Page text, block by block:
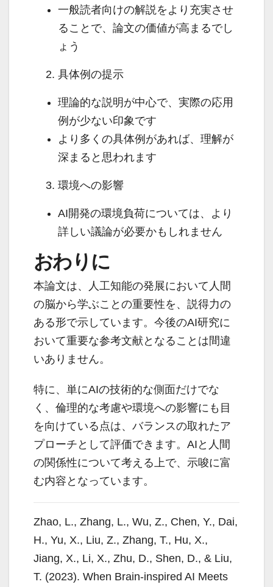
一般読者向けの解説をより充実させ
ることで、論文の価値が高まるでし
ょう
具体例の提示
理論的な説明が中心で、実際の応用
例が少ない印象です
より多くの具体例があれば、理解が
深まると思われます
環境への影響
AI開発の環境負荷については、より
詳しい議論が必要かもしれません
おわりに
本論文は、人工知能の発展において人間
の脳から学ぶことの重要性を、説得力の
ある形で示しています。今後のAI研究に
おいて重要な参考文献となることは間違
いありません。
特に、単にAIの技術的な側面だけでな
く、倫理的な考慮や環境への影響にも目
を向けている点は、バランスの取れたア
プローチとして評価できます。AIと人間
の関係性について考える上で、示唆に富
む内容となっています。
Zhao, L., Zhang, L., Wu, Z., Chen, Y., Dai,
H., Yu, X., Liu, Z., Zhang, T., Hu, X.,
Jiang, X., Li, X., Zhu, D., Shen, D., & Liu,
T. (2023). When Brain-inspired AI Meets